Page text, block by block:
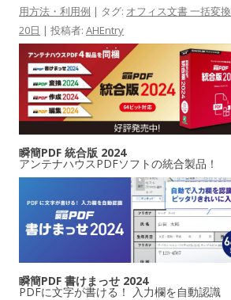
用方法・利用例 | タグ: オフィス文書 一括変換
20日 | 投稿者: AHEntry
瞬簡PDF 統合版 2024
アンテナハウスPDFソフトの統合製品！
瞬簡PDF 書けまっせ 2024
PDFに文字が書ける！ 入力欄を自動認識